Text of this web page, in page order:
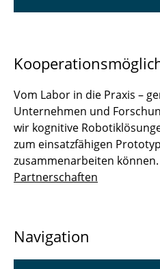
Vom Labor in die Praxis –
Unternehmen und
wir kognitive
zum einsatzfähigen
zusammenarbeiten
Partnerschaften
Navigation